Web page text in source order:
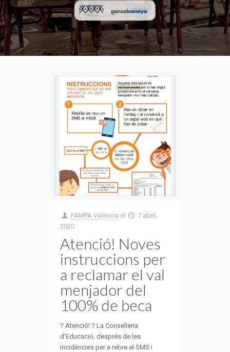
FAMPA València el
7 abril,
2020
Atenció! Noves
instruccions per
a reclamar el val
menjador del
100% de beca
? Atenció! ? La Conselleria
d’Educació, després de​ les
incidències per a rebre el SMS​ i